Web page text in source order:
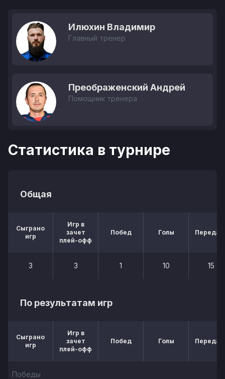
Илюхин Владимир
Главный тренер
Преображенский Андрей
Помощник тренера
Статистика в турнире
Общая
Сыграно
игр
Игр в
зачет
плей-офф
Побед Голы
3 3 1 10 15
По результатам игр
Сыграно
игр
Игр в
зачет
плей-офф
Побед Голы
Победы